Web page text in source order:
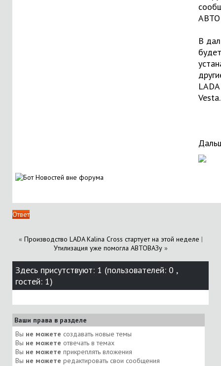
В
будет
Vesta.
Ответ
« Производство LADA Kalina Cross стартует на этой неделе |
Утилизация уже помогла АВТОВАЗу »
Здесь присутствуют: 1 (пользователей: 0 ,
гостей: 1)
Ваши права в разделе
Вы не можете создавать новые темы
Вы не можете отвечать в темах
Вы не можете прикреплять вложения
Вы не можете редактировать свои сообщения